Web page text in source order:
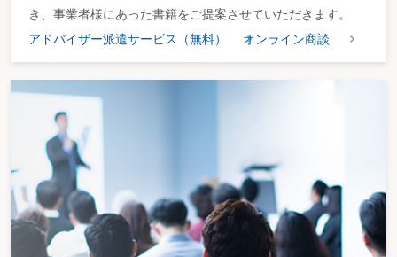
き、事業者様にあった書籍をご提案させていただきます。
アドバイザー派遣サービス（無料）
オンライン商談